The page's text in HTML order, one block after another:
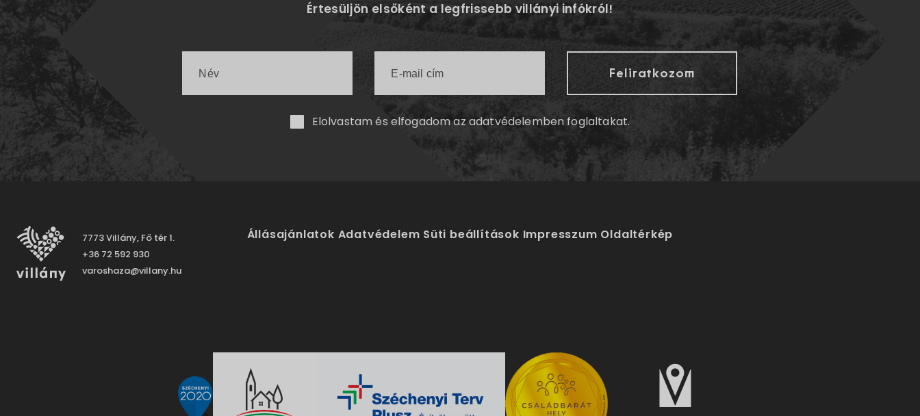
Értesüljön elsőként a legfrissebb villányi infókról!
Elolvastam és elfogadom azadatvédelemben foglaltakat.
7773 Villány, Fő tér 1.
+36 72 592 930
varoshaza@villany.hu
Állásajánlatok Adatvédelem Süti beállítások Impresszum Oldaltérkép